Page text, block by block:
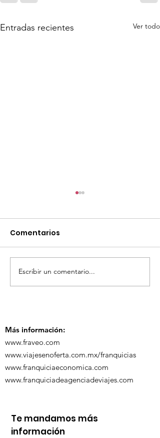
Entradas recientes Ver todo
TourTravelynByFraveo
participó en la
Comentarios
Escribir un comentario...
Más información:
www.fraveo.com
www.viajesenoferta.com.mx/franquicias
www.franquiciaeconomica.com
www.franquiciadeagenciadeviajes.com
Te mandamos más
información